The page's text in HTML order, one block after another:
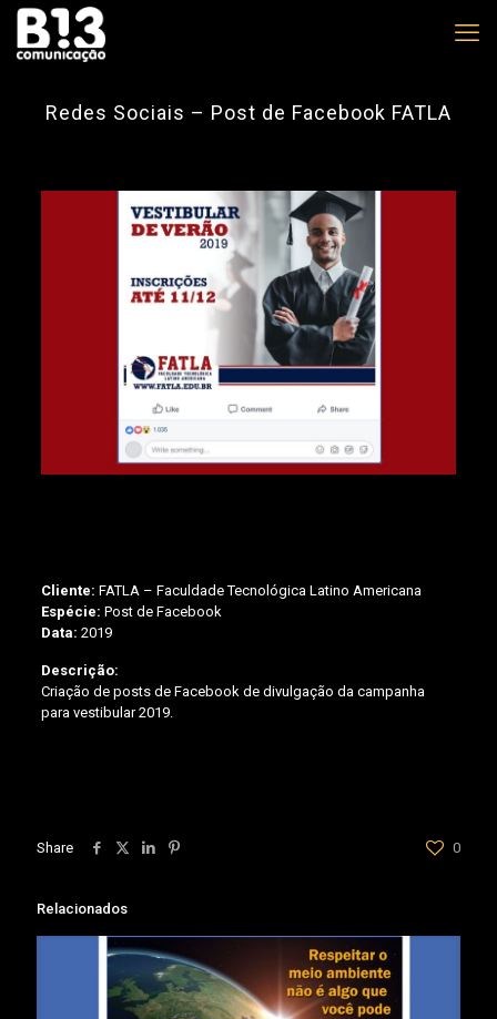
Redes Sociais – Post de Facebook FATLA
Cliente: FATLA – Faculdade Tecnológica Latino Americana
Espécie: Post de Facebook
Data: 2019
Descrição:
Criação de posts de Facebook de divulgação da campanha
para vestibular 2019.
Share 0
Relacionados